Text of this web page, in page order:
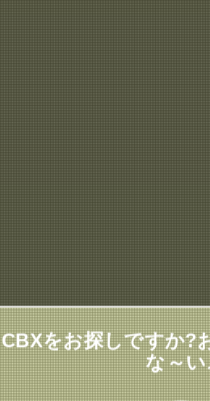
CBXをお探しですか?
な～い